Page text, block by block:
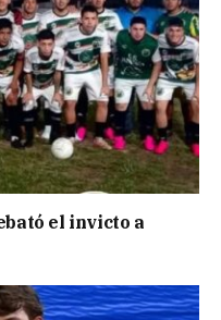
el invicto a